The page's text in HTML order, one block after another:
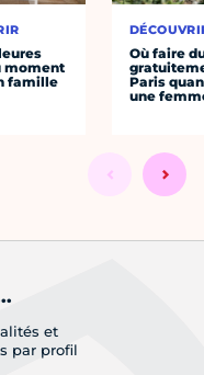
moment
famille
Où faire
Paris
une
et
par profil